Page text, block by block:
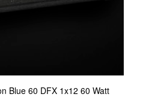
Blue 60 DFX 1x12 60 Watt